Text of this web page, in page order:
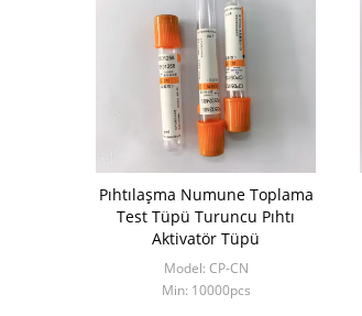
Pıhtılaşma Numune Toplama
Test Tüpü Turuncu Pıhtı
Aktivatör Tüpü
Model: CP-CN
Min: 10000pcs